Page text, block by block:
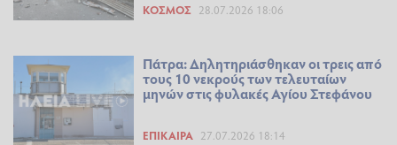
ΚΌΣΜΟΣ 28.07.2026 18:06
Πάτρα: Δηλητηριάσθηκαν οι τρεις από
τους 10 νεκρούς των τελευταίων
μηνών στις φυλακές Αγίου Στεφάνου
ΕΠΊΚΑΙΡΑ 27.07.2026 18:14